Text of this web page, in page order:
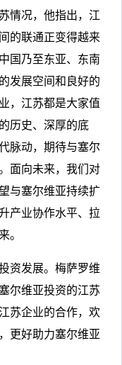
情况，他指出，江
的联通正变得越来
国乃至东亚、东南
发展空间和良好的
，江苏都是大家值
历史、深厚的底
脉动，期待与塞尔
面向未来，我们对
与塞尔维亚持续扩
产业协作水平、拉
。
资发展。梅萨罗维
尔维亚投资的江苏
苏企业的合作，欢
更好助力塞尔维亚